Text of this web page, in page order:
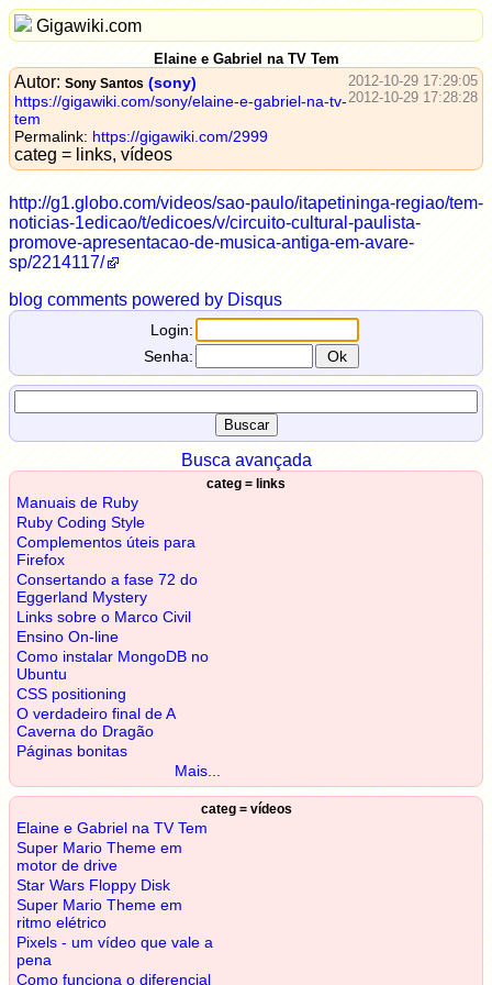
Gigawiki.com
Elaine e Gabriel na TV Tem
2012-10-29 17:29:05
2012-10-29 17:28:28
Autor: Sony Santos (sony)
https://gigawiki.com/sony/elaine-e-gabriel-na-tv-
tem
Permalink: https://gigawiki.com/2999
categ = links, vídeos
http://g1.globo.com/videos/sao-paulo/itapetininga-regiao/tem-
noticias-1edicao/t/edicoes/v/circuito-cultural-paulista-
promove-apresentacao-de-musica-antiga-em-avare-
sp/2214117/
blog comments powered by Disqus
Login:
Senha:
Busca avançada
categ = links
Manuais de Ruby
Ruby Coding Style
Complementos úteis para
Firefox
Consertando a fase 72 do
Eggerland Mystery
Links sobre o Marco Civil
Ensino On-line
Como instalar MongoDB no
Ubuntu
CSS positioning
O verdadeiro final de A
Caverna do Dragão
Páginas bonitas
Mais...
categ = vídeos
Elaine e Gabriel na TV Tem
Super Mario Theme em
motor de drive
Star Wars Floppy Disk
Super Mario Theme em
ritmo elétrico
Pixels - um vídeo que vale a
pena
Como funciona o diferencial